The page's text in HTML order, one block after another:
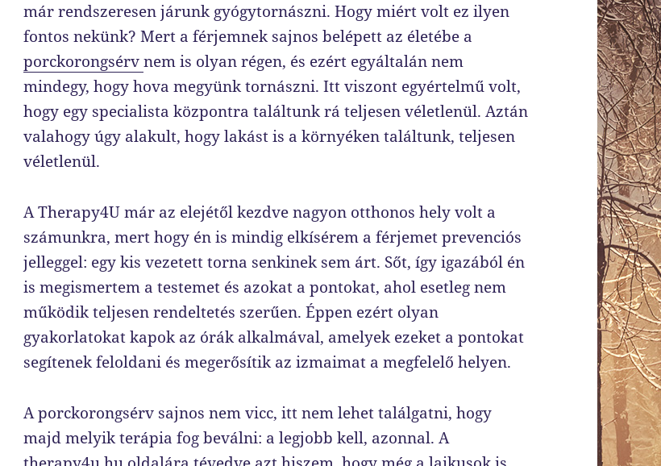
már rendszeresen járunk gyógytornászni. Hogy miért volt ez ilyen
fontos nekünk? Mert a férjemnek sajnos belépett az életébe a
porckorongsérvnem is olyan régen, és ezért egyáltalán nem
mindegy, hogy hova megyünk tornászni. Itt viszont egyértelmű volt,
hogy egy specialista központra találtunk rá teljesen véletlenül. Aztán
valahogy úgy alakult, hogy lakást is a környéken találtunk, teljesen
véletlenül.
A Therapy4U már az elejétől kezdve nagyon otthonos hely volt a
számunkra, mert hogy én is mindig elkísérem a férjemet prevenciós
jelleggel: egy kis vezetett torna senkinek sem árt. Sőt, így igazából én
is megismertem a testemet és azokat a pontokat, ahol esetleg nem
működik teljesen rendeltetés szerűen. Éppen ezért olyan
gyakorlatokat kapok az órák alkalmával, amelyek ezeket a pontokat
segítenek feloldani és megerősítik az izmaimat a megfelelő helyen.
A porckorongsérv sajnos nem vicc, itt nem lehet találgatni, hogy
majd melyik terápia fog beválni: a legjobb kell, azonnal. A